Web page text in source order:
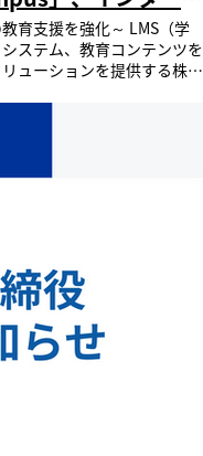
ェー語”など8言語
育支援を強化～ LMS（学
ステム、教育コンテンツを
ューションを提供する株式
ルウェー語・アルメニア
語・リトアニア語・マケド
ンターフェース41言語標準
広域配信システムを採用
セスと安定した利用を実現
加速するにつれて、世界
育機会の均等化が喫緊の課
LMSでは、言語の壁が原因